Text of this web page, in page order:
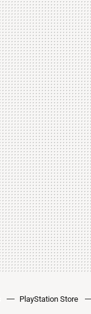
PlayStation Store